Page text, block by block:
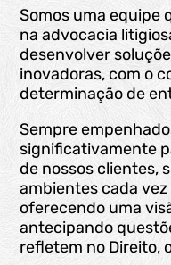
Somos uma equipe
na advocacia
desenvolver
inovadoras, com o
determinação de
Sempre
significativamente
de nossos clientes,
ambientes cada
oferecendo uma
antecipando
refletem no Direito,